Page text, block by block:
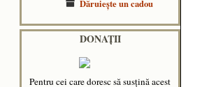
Dăruieşte un cadou
DONAȚII
Pentru cei care doresc să susțină acest